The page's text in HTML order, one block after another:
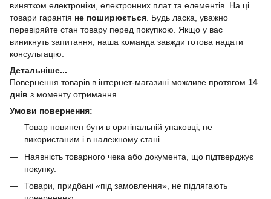
винятком електроніки, електронних плат та елементів. На ці
товари гарантія не поширюється . Будь ласка, уважно
перевіряйте стан товару перед покупкою. Якщо у вас
виникнуть запитання, наша команда завжди готова надати
консультацію.
Детальніше...
Повернення товарів в інтернет-магазині можливе протягом 14
днів з моменту отримання.
Умови повернення:
Товар повинен бути в оригінальній упаковці, не
використаним і в належному стані.
Наявність товарного чека або документа, що підтверджує
покупку.
Товари, придбані «під замовлення», не підлягають